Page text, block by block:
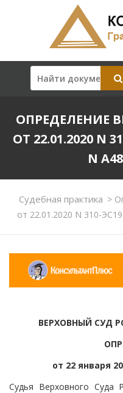
ОПРЕДЕЛЕНИЕ
ОТ 22.01.2020 N
N
Судебная практика >
от 22.01.2020 N 310-
ВЕРХОВНЫЙ СУД
от 22 января
Судья Верховного Суда